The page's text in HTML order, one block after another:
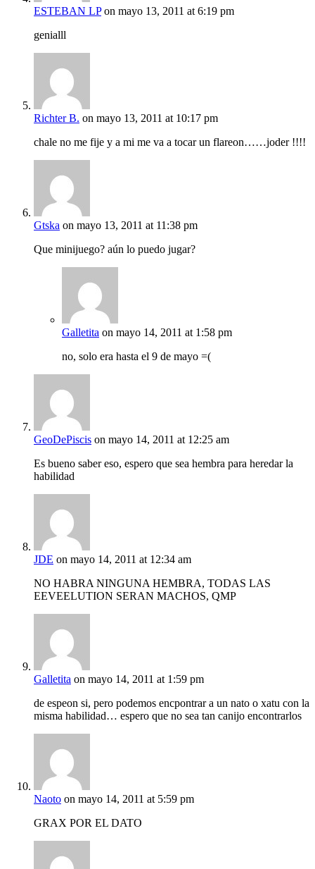
ESTEBAN LP on mayo 13, 2011 at 6:19 pm
genialll
Richter B. on mayo 13, 2011 at 10:17 pm
chale no me fije y a mi me va a tocar un flareon……joder !!!!
Gtska on mayo 13, 2011 at 11:38 pm
Que minijuego? aún lo puedo jugar?
Galletita on mayo 14, 2011 at 1:58 pm
no, solo era hasta el 9 de mayo =(
GeoDePiscis on mayo 14, 2011 at 12:25 am
Es bueno saber eso, espero que sea hembra para heredar la
habilidad
JDE on mayo 14, 2011 at 12:34 am
NO HABRA NINGUNA HEMBRA, TODAS LAS
EEVEELUTION SERAN MACHOS, QMP
Galletita on mayo 14, 2011 at 1:59 pm
de espeon si, pero podemos encpontrar a un nato o xatu con la
misma habilidad… espero que no sea tan canijo encontrarlos
Naoto on mayo 14, 2011 at 5:59 pm
GRAX POR EL DATO